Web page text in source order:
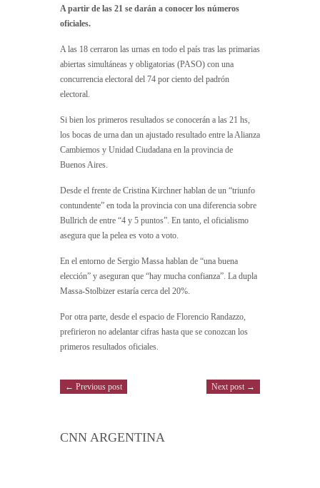
A partir de las 21 se darán a conocer los números
oficiales.
A las 18 cerraron las urnas en todo el país tras las primarias
abiertas simultáneas y obligatorias (PASO) con una
concurrencia electoral del 74 por ciento del padrón
electoral.
Si bien los primeros resultados se conocerán a las 21 hs,
los bocas de urna dan un ajustado resultado entre la Alianza
Cambiemos y Unidad Ciudadana en la provincia de
Buenos Aires.
Desde el frente de Cristina Kirchner hablan de un “triunfo
contundente” en toda la provincia con una diferencia sobre
Bullrich de entre “4 y 5 puntos”. En tanto, el oficialismo
asegura que la pelea es voto a voto.
En el entorno de Sergio Massa hablan de “una buena
elección” y aseguran que “hay mucha confianza”. La dupla
Massa-Stolbizer estaría cerca del 20%.
Por otra parte, desde el espacio de Florencio Randazzo,
prefirieron no adelantar cifras hasta que se conozcan los
primeros resultados oficiales.
← Previous post Next post →
CNN ARGENTINA